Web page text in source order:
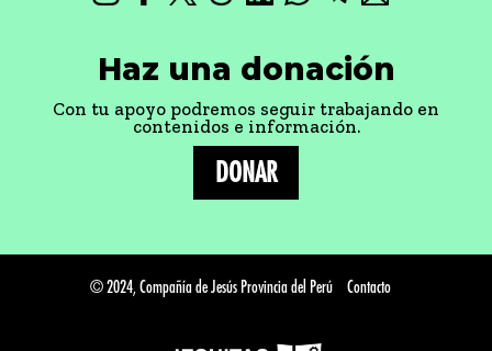
Haz una donación
Con tu apoyo podremos seguir trabajando en
contenidos e información.
DONAR
© 2024, Compañía de Jesús Provincia del Perú Contacto